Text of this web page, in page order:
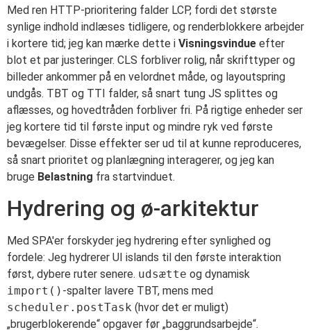
Med ren HTTP-prioritering falder LCP, fordi det største
synlige indhold indlæses tidligere, og renderblokkere arbejder
i kortere tid; jeg kan mærke dette i Visningsvindue efter
blot et par justeringer. CLS forbliver rolig, når skrifttyper og
billeder ankommer på en velordnet måde, og layoutspring
undgås. TBT og TTI falder, så snart tung JS splittes og
aflæsses, og hovedtråden forbliver fri. På rigtige enheder ser
jeg kortere tid til første input og mindre ryk ved første
bevægelser. Disse effekter ser ud til at kunne reproduceres,
så snart prioritet og planlægning interagerer, og jeg kan
bruge Belastning fra startvinduet.
Hydrering og ø-arkitektur
Med SPA'er forskyder jeg hydrering efter synlighed og
fordele: Jeg hydrerer UI islands til den første interaktion
først, dybere ruter senere. udsætte og dynamisk
import() -spalter lavere TBT, mens med
scheduler.postTask (hvor det er muligt)
„brugerblokerende“ opgaver før „baggrundsarbejde“.